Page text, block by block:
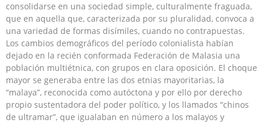
consolidarse en una sociedad simple, culturalmente fraguada,
que en aquella que, caracterizada por su pluralidad, convoca a
una variedad de formas disímiles, cuando no contrapuestas.
Los cambios demográficos del período colonialista habían
dejado en la recién conformada Federación de Malasia una
población multiétnica, con grupos en clara oposición. El choque
mayor se generaba entre las dos etnias mayoritarias, la
“malaya”, reconocida como autóctona y por ello por derecho
propio sustentadora del poder político, y los llamados “chinos
de ultramar”, que igualaban en número a los malayos y